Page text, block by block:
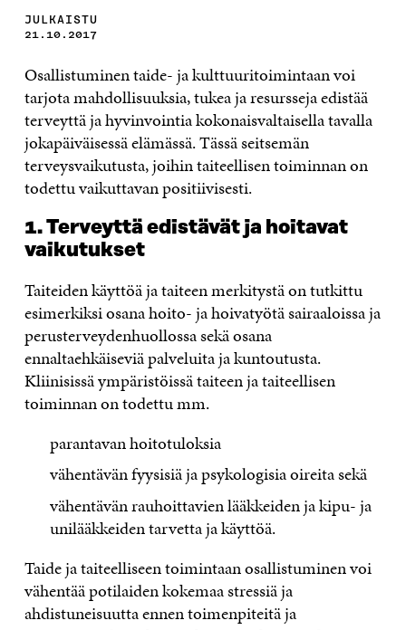
JULKAISTU
21.10.2017
Osallistuminen taide- ja kulttuuritoimintaan voi
tarjota mahdollisuuksia, tukea ja resursseja edistää
terveyttä ja hyvinvointia kokonaisvaltaisella tavalla
jokapäiväisessä elämässä. Tässä seitsemän
terveysvaikutusta, joihin taiteellisen toiminnan on
todettu vaikuttavan positiivisesti.
1. Terveyttä edistävät ja hoitavat
vaikutukset
Taiteiden käyttöä ja taiteen merkitystä on tutkittu
esimerkiksi osana hoito- ja hoivatyötä sairaaloissa ja
perusterveydenhuollossa sekä osana
ennaltaehkäiseviä palveluita ja kuntoutusta.
Kliinisissä ympäristöissä taiteen ja taiteellisen
toiminnan on todettu mm.
parantavan hoitotuloksia
vähentävän fyysisiä ja psykologisia oireita sekä
vähentävän rauhoittavien lääkkeiden ja kipu- ja
unilääkkeiden tarvetta ja käyttöä.
Taide ja taiteelliseen toimintaan osallistuminen voi
vähentää potilaiden kokemaa stressiä ja
ahdistuneisuutta ennen toimenpiteitä ja